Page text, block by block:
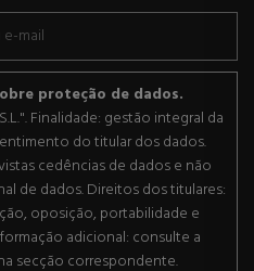
proteção de dados.
Finalidade: gestão integral da
do titular dos dados.
cedências de dados e não
de dados. Direitos dos titulares:
oposição, portabilidade e
adicional: consulte a
secção correspondente.